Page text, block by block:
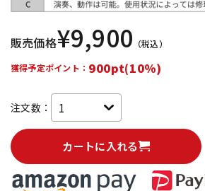
販売価格¥9,900 （税込）
獲得予定ポイント： 900pt(10%)
注文数：
カートに入れる